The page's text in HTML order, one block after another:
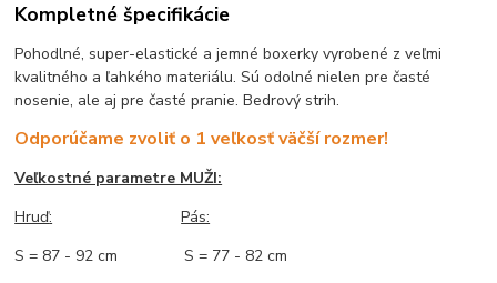
Kompletné špecifikácie
Pohodlné, super-elastické a jemné boxerky vyrobené z veľmi
kvalitného a ľahkého materiálu. Sú odolné nielen pre časté
nosenie, ale aj pre časté pranie. Bedrový strih.
Odporúčame zvoliť o 1 veľkosť väčší rozmer!
Veľkostné parametre MUŽI:
Hruď:
Pás:
S = 87 - 92 cm S = 77 - 82 cm